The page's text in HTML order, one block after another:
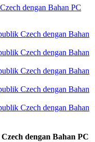
dengan Bahan PC